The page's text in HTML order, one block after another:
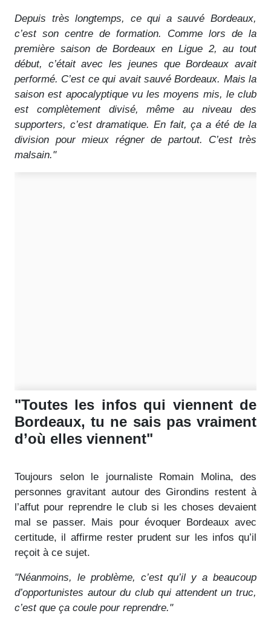
Depuis très longtemps, ce qui a sauvé Bordeaux,
c’est son centre de formation. Comme lors de la
première saison de Bordeaux en Ligue 2, au tout
début, c’était avec les jeunes que Bordeaux avait
performé. C’est ce qui avait sauvé Bordeaux. Mais la
saison est apocalyptique vu les moyens mis, le club
est complètement divisé, même au niveau des
supporters, c’est dramatique. En fait, ça a été de la
division pour mieux régner de partout. C’est très
malsain."
"Toutes les infos qui viennent de
Bordeaux, tu ne sais pas vraiment
d’où elles viennent"
Toujours selon le journaliste Romain Molina, des
personnes gravitant autour des Girondins restent à
l’affut pour reprendre le club si les choses devaient
mal se passer. Mais pour évoquer Bordeaux avec
certitude, il affirme rester prudent sur les infos qu’il
reçoit à ce sujet.
"Néanmoins, le problème, c’est qu’il y a beaucoup
d’opportunistes autour du club qui attendent un truc,
c’est que ça coule pour reprendre."